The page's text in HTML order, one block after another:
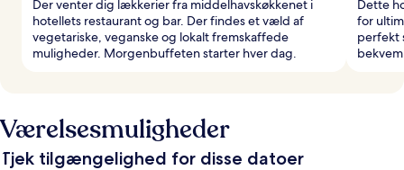
Der venter dig lækkerier fra middelhavskøkkenet i
hotellets restaurant og bar. Der findes et væld af
vegetariske, veganske og lokalt fremskaffede
muligheder. Morgenbuffeten starter hver dag.
Dette
for
perfekt
Værelsesmuligheder
Tjek tilgængelighed for disse datoer